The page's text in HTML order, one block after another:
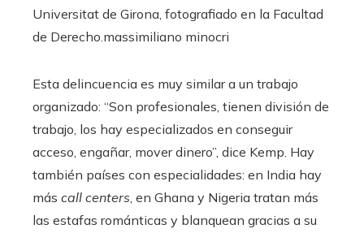
Universitat de Girona, fotografiado en la Facultad
de Derecho. massimiliano minocri
Esta delincuencia es muy similar a un trabajo
organizado: “Son profesionales, tienen división de
trabajo, los hay especializados en conseguir
acceso, engañar, mover dinero”, dice Kemp. Hay
también países con especialidades: en India hay
más call centers , en Ghana y Nigeria tratan más
las estafas románticas y blanquean gracias a su